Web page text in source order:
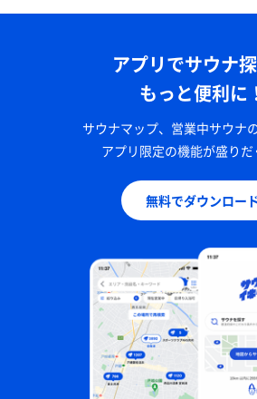
アプリでサウナ
もっと便利に
サウナマップ、営業中サウナ
アプリ限定の機能が盛りだ
無料でダウンロー